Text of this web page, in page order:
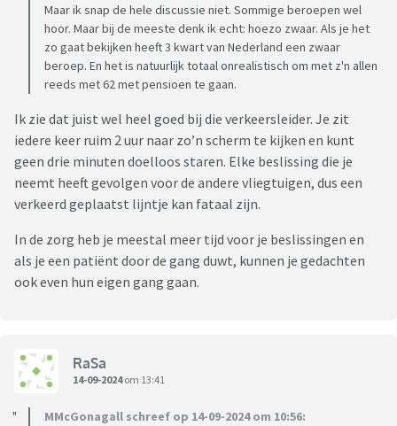
Maar ik snap de hele discussie niet. Sommige beroepen wel
hoor. Maar bij de meeste denk ik echt: hoezo zwaar. Als je het
zo gaat bekijken heeft 3 kwart van Nederland een zwaar
beroep. En het is natuurlijk totaal onrealistisch om met z'n allen
reeds met 62 met pensioen te gaan.
Ik zie dat juist wel heel goed bij die verkeersleider. Je zit
iedere keer ruim 2 uur naar zo’n scherm te kijken en kunt
geen drie minuten doelloos staren. Elke beslissing die je
neemt heeft gevolgen voor de andere vliegtuigen, dus een
verkeerd geplaatst lijntje kan fataal zijn.
In de zorg heb je meestal meer tijd voor je beslissingen en
als je een patiënt door de gang duwt, kunnen je gedachten
ook even hun eigen gang gaan.
RaSa
14-09-2024om 13:41
MMcGonagall schreef op 14-09-2024 om 10:56: